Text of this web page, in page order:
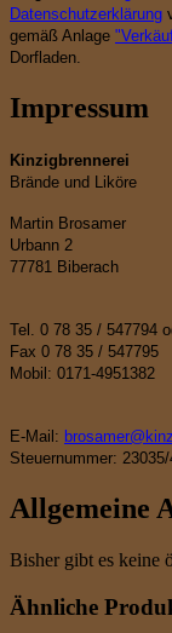
Datenschutzerklärung
gemäß Anlage
Dorfladen.
Impressum
Kinzigbrennerei
Brände und Liköre
Martin Brosamer
Urbann 2
77781 Biberach
Tel. 0 78 35 / 547794
Fax 0 78 35 / 547795
Mobil: 0171-4951382
E-Mail:
Steuernummer:
Allgemeine
Bisher gibt es keine
Ähnliche